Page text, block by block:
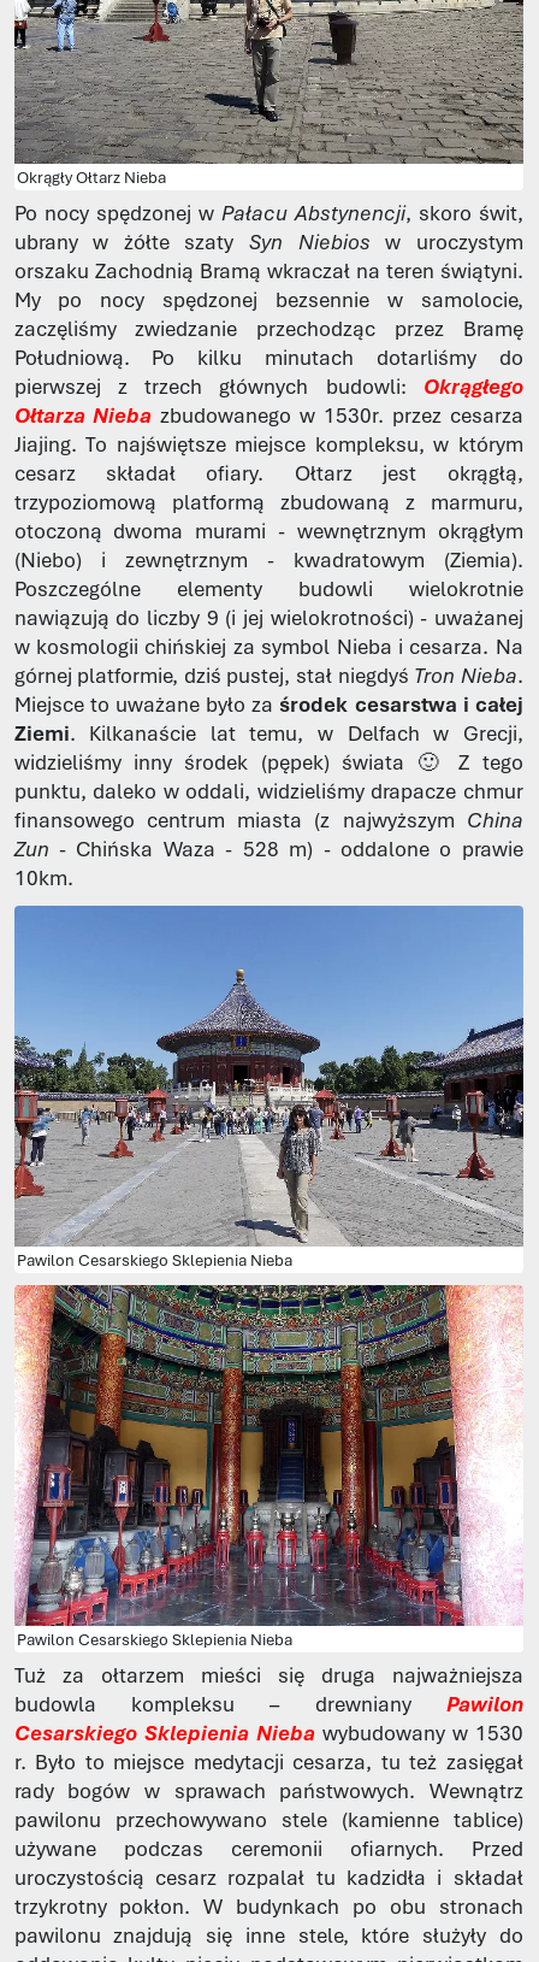
Okrągły Ołtarz Nieba
Po nocy spędzonej w Pałacu Abstynencji, skoro świt,
ubrany w żółte szatySyn Niebios w uroczystym
orszaku Zachodnią Bramą wkraczał na teren świątyni.
My po nocy spędzonej bezsennie w samolocie,
zaczęliśmy zwiedzanie przechodząc przez Bramę
Południową. Po kilku minutach dotarliśmy do
pierwszej z trzech głównych budowli: Okrągłego
Ołtarza Nieba zbudowanego w 1530r. przez cesarza
Jiajing. To najświętsze miejsce kompleksu, w którym
cesarz składał ofiary. Ołtarz jest okrągłą,
trzypoziomową platformą zbudowaną z marmuru,
otoczoną dwoma murami - wewnętrznym okrągłym
(Niebo) i zewnętrznym - kwadratowym (Ziemia).
Poszczególne elementy budowli wielokrotnie
nawiązują do liczby 9 (i jej wielokrotności) - uważanej
w kosmologii chińskiej za symbol Nieba i cesarza. Na
górnej platformie, dziś pustej, stał niegdyś Tron Nieba.
Miejsce to uważane było za środek cesarstwa i całej
Ziemi. Kilkanaście lat temu, w Delfach w Grecji,
widzieliśmy inny środek (pępek) świata 🙂 Z tego
punktu, daleko w oddali, widzieliśmy drapacze chmur
finansowego centrum miasta (z najwyższym China
Zun - Chińska Waza - 528 m) - oddalone o prawie
10km.
Pawilon Cesarskiego Sklepienia Nieba
Pawilon Cesarskiego Sklepienia Nieba
Tuż za ołtarzem mieści się druga najważniejsza
budowla kompleksu – drewniany Pawilon
Cesarskiego Sklepienia Niebawybudowany w 1530
r. Było to miejsce medytacji cesarza, tu też zasięgał
rady bogów w sprawach państwowych. Wewnątrz
pawilonu przechowywano stele (kamienne tablice)
używane podczas ceremonii ofiarnych. Przed
uroczystością cesarz rozpalał tu kadzidła i składał
trzykrotny pokłon. W budynkach po obu stronach
pawilonu znajdują się inne stele, które służyły do